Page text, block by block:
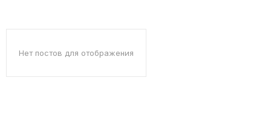
Нет постов для отображения